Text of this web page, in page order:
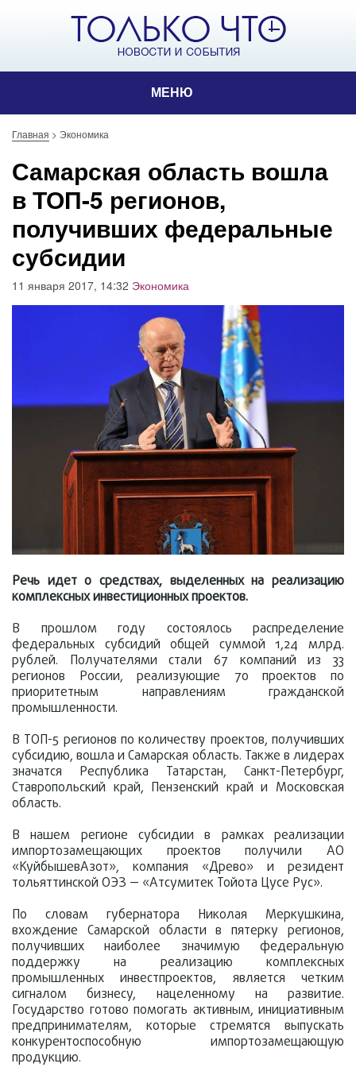
МЕНЮ
Главная > Экономика
Самарская область вошла
в ТОП-5 регионов,
получивших федеральные
субсидии
11 января 2017, 14:32 Экономика
Речь идет о средствах, выделенных на реализацию
комплексных инвестиционных проектов.
В прошлом году состоялось распределение
федеральных субсидий общей суммой 1,24 млрд.
рублей. Получателями стали 67 компаний из 33
регионов России, реализующие 70 проектов по
приоритетным направлениям гражданской
промышленности.
В ТОП-5 регионов по количеству проектов, получивших
субсидию, вошла и Самарская область. Также в лидерах
значатся Республика Татарстан, Санкт-Петербург,
Ставропольский край, Пензенский край и Московская
область.
В нашем регионе субсидии в рамках реализации
импортозамещающих проектов получили АО
«КуйбышевАзот», компания «Древо» и резидент
тольяттинской ОЭЗ — «Атсумитек Тойота Цусе Рус».
По словам губернатора Николая Меркушкина,
вхождение Самарской области в пятерку регионов,
получивших наиболее значимую федеральную
поддержку на реализацию комплексных
промышленных инвестпроектов, является четким
сигналом бизнесу, нацеленному на развитие.
Государство готово помогать активным, инициативным
предпринимателям, которые стремятся выпускать
конкурентоспособную импортозамещающую
продукцию.